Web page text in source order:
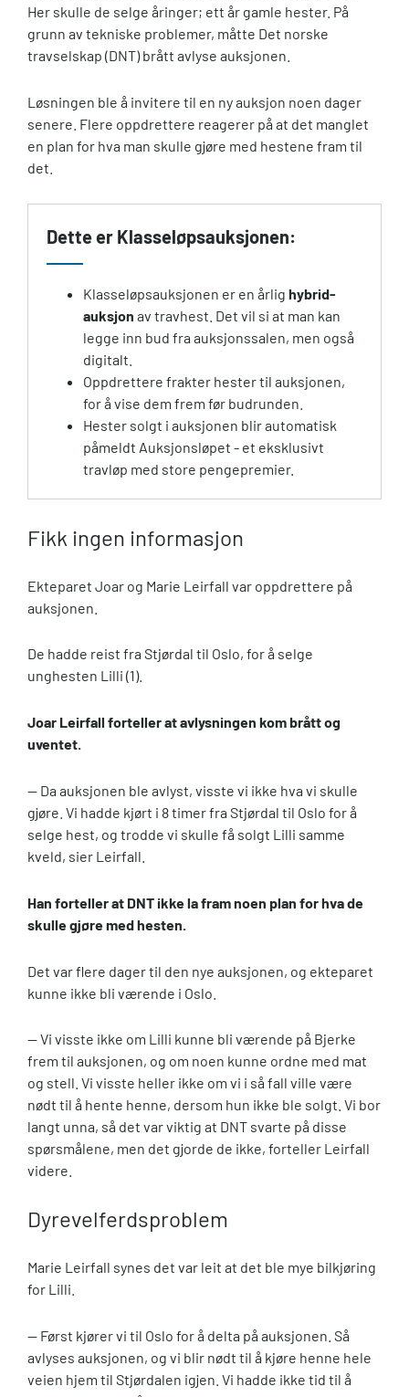
Her skulle de selge åringer; ett år gamle hester. På
grunn av tekniske problemer, måtte Det norske
travselskap (DNT) brått avlyse auksjonen.
Løsningen ble å invitere til en ny auksjon noen dager
senere. Flere oppdrettere reagerer på at det manglet
en plan for hva man skulle gjøre med hestene fram til
det.
Dette er Klasseløpsauksjonen:
Klasseløpsauksjonen er en årlig hybrid-
auksjon av travhest. Det vil si at man kan
legge inn bud fra auksjonssalen, men også
digitalt.
Oppdrettere frakter hester til auksjonen,
for å vise dem frem før budrunden.
Hester solgt i auksjonen blir automatisk
påmeldt Auksjonsløpet - et eksklusivt
travløp med store pengepremier.
Fikk ingen informasjon
Ekteparet Joar og Marie Leirfall var oppdrettere på
auksjonen.
De hadde reist fra Stjørdal til Oslo, for å selge
unghesten Lilli (1).
Joar Leirfall forteller at avlysningen kom brått og
uventet.
— Da auksjonen ble avlyst, visste vi ikke hva vi skulle
gjøre. Vi hadde kjørt i 8 timer fra Stjørdal til Oslo for å
selge hest, og trodde vi skulle få solgt Lilli samme
kveld, sier Leirfall.
Han forteller at DNT ikke la fram noen plan for hva de
skulle gjøre med hesten.
Det var flere dager til den nye auksjonen, og ekteparet
kunne ikke bli værende i Oslo.
— Vi visste ikke om Lilli kunne bli værende på Bjerke
frem til auksjonen, og om noen kunne ordne med mat
og stell. Vi visste heller ikke om vi i så fall ville være
nødt til å hente henne, dersom hun ikke ble solgt. Vi bor
langt unna, så det var viktig at DNT svarte på disse
spørsmålene, men det gjorde de ikke, forteller Leirfall
videre.
Dyrevelferdsproblem
Marie Leirfall synes det var leit at det ble mye bilkjøring
for Lilli.
— Først kjører vi til Oslo for å delta på auksjonen. Så
avlyses auksjonen, og vi blir nødt til å kjøre henne hele
veien hjem til Stjørdalen igjen. Vi hadde ikke tid til å